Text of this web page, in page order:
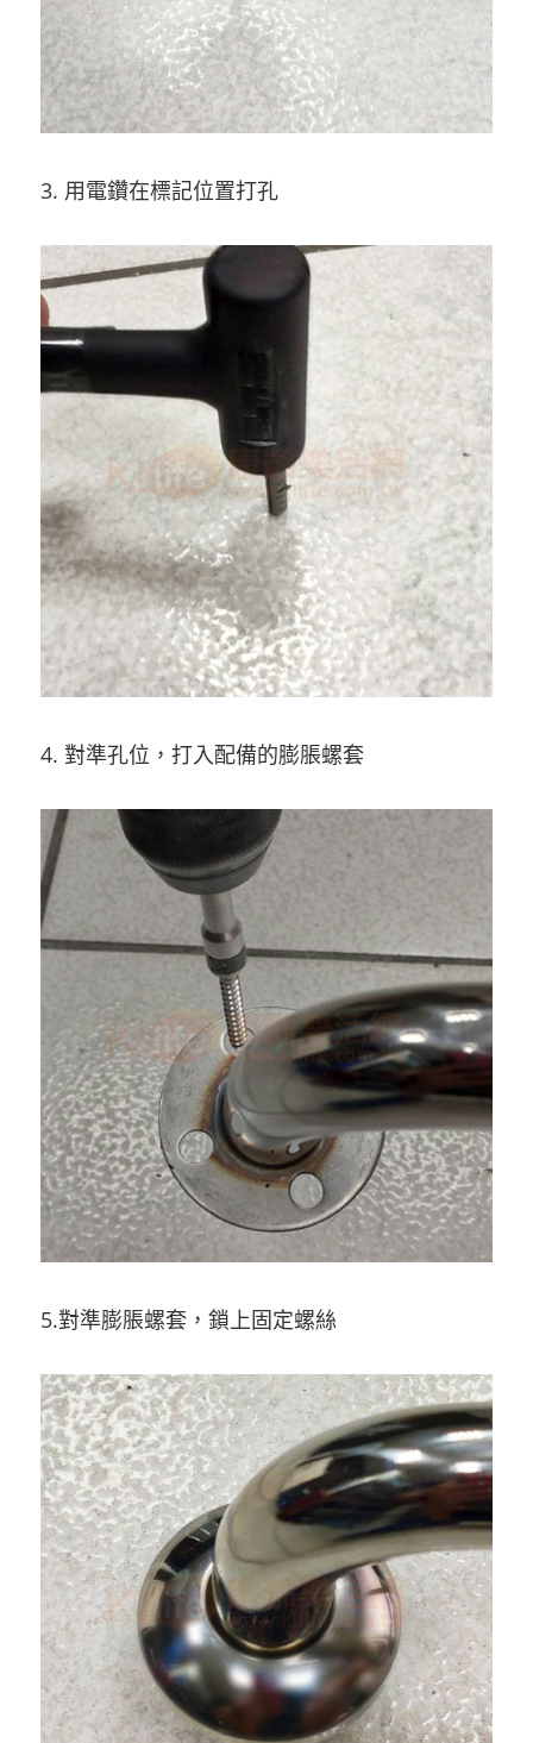
3. 用電鑽在標記位置打孔
4. 對準孔位，打入配備的膨脹螺套
5.對準膨脹螺套，鎖上固定螺絲